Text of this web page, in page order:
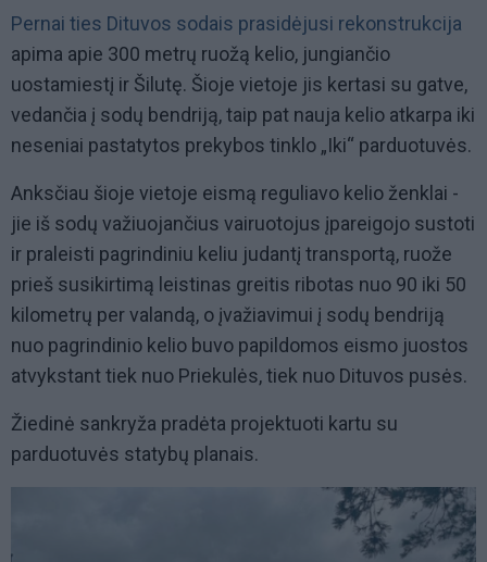
Pernai ties Dituvos sodais prasidėjusi rekonstrukcija
apima apie 300 metrų ruožą kelio, jungiančio
uostamiestį ir Šilutę. Šioje vietoje jis kertasi su gatve,
vedančia į sodų bendriją, taip pat nauja kelio atkarpa iki
neseniai pastatytos prekybos tinklo „Iki“ parduotuvės.
Anksčiau šioje vietoje eismą reguliavo kelio ženklai -
jie iš sodų važiuojančius vairuotojus įpareigojo sustoti
ir praleisti pagrindiniu keliu judantį transportą, ruože
prieš susikirtimą leistinas greitis ribotas nuo 90 iki 50
kilometrų per valandą, o įvažiavimui į sodų bendriją
nuo pagrindinio kelio buvo papildomos eismo juostos
atvykstant tiek nuo Priekulės, tiek nuo Dituvos pusės.
Žiedinė sankryža pradėta projektuoti kartu su
parduotuvės statybų planais.